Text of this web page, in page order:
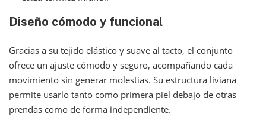
Diseño cómodo y funcional
Gracias a su tejido elástico y suave al tacto, el conjunto
ofrece un ajuste cómodo y seguro, acompañando cada
movimiento sin generar molestias. Su estructura liviana
permite usarlo tanto como primera piel debajo de otras
prendas como de forma independiente.